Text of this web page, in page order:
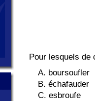
Pour lesquels
A. boursoufler
B. échafauder
C. esbroufe